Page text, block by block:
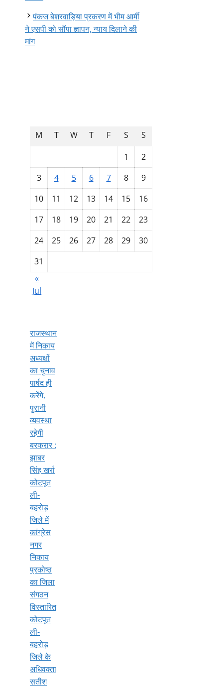
पंकज बेशरवाड़िया प्रकरण में भीम आर्मी
ने एसपी को सौंपा ज्ञापन, न्याय दिलाने की
मांग
M T W T F S
S
1
2
3
4 5 6 7 8
9
10
11 12 13 14 15
16
17
18 19 20 21 22
23
24
25 26 27 28 29
30
31
«
Jul
राजस्थान
में निकाय
अध्यक्षों
का चुनाव
पार्षद ही
करेंगे,
पुरानी
व्यवस्था
रहेगी
बरकरार :
झाबर
सिंह खर्रा
कोटपूत
ली-
बहरोड़
जिले में
कांग्रेस
नगर
निकाय
प्रकोष्ठ
का जिला
संगठन
विस्तारित
कोटपूत
ली-
बहरोड़
जिले के
अधिवक्ता
सतीश